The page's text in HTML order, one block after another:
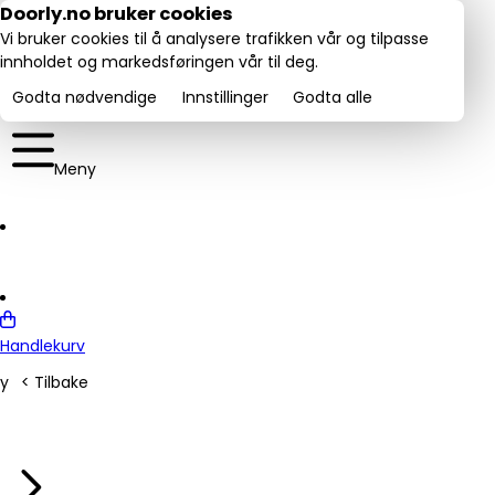
Utmerket:
4.6/5
Meny
Handlekurv
< Tilbake
Doorly.no bruker cookies
Vi bruker cookies til å analysere trafikken vår og tilpasse
innholdet og markedsføringen vår til deg.
Godta nødvendige
Innstillinger Godta alle